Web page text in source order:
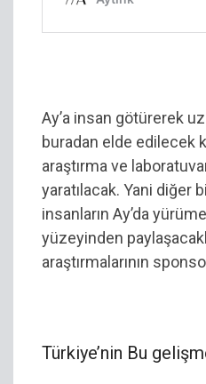
Ay’a insan götürerek
buradan elde edilecek
araştırma ve
yaratılacak. Yani diğer
insanların Ay’da
yüzeyinden
araştırmalarının
Türkiye’nin Bu